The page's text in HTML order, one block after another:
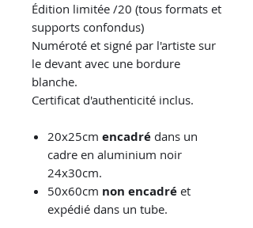
Édition limitée /20 (tous formats et
supports confondus)
Numéroté et signé par l'artiste sur
le devant avec une bordure
blanche.
Certificat d'authenticité inclus.
20x25cm encadré dans un
cadre en aluminium noir
24x30cm.
50x60cm non encadré et
expédié dans un tube.